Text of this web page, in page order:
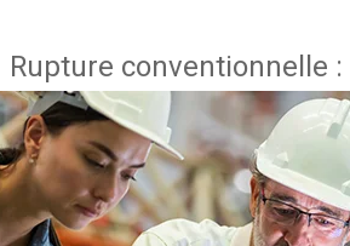
Rupture conventionnelle